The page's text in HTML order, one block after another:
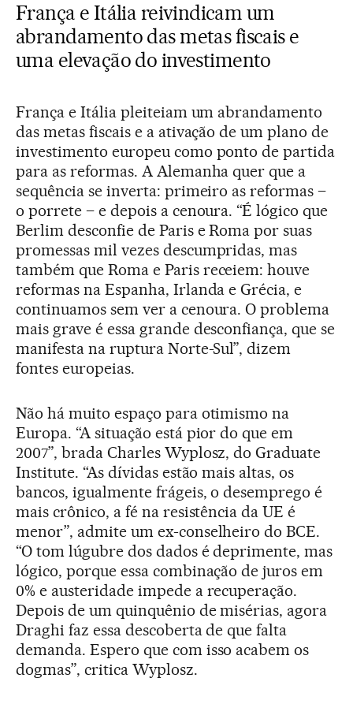
França e Itália reivindicam um
abrandamento das metas fiscais e
uma elevação do investimento
França e Itália pleiteiam um abrandamento
das metas fiscais e a ativação de um plano de
investimento europeu como ponto de partida
para as reformas. A Alemanha quer que a
sequência se inverta: primeiro as reformas –
o porrete – e depois a cenoura. “É lógico que
Berlim desconfie de Paris e Roma por suas
promessas mil vezes descumpridas, mas
também que Roma e Paris receiem: houve
reformas na Espanha, Irlanda e Grécia, e
continuamos sem ver a cenoura. O problema
mais grave é essa grande desconfiança, que se
manifesta na ruptura Norte-Sul”, dizem
fontes europeias.
Não há muito espaço para otimismo na
Europa. “A situação está pior do que em
2007”, brada Charles Wyplosz, do Graduate
Institute. “As dívidas estão mais altas, os
bancos, igualmente frágeis, o desemprego é
mais crônico, a fé na resistência da UE é
menor”, admite um ex-conselheiro do BCE.
“O tom lúgubre dos dados é deprimente, mas
lógico, porque essa combinação de juros em
0% e austeridade impede a recuperação.
Depois de um quinquênio de misérias, agora
Draghi faz essa descoberta de que falta
demanda. Espero que com isso acabem os
dogmas”, critica Wyplosz.